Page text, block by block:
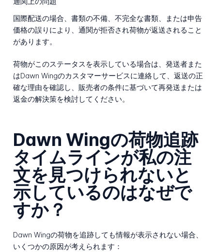
国際配送の場合、書類の不備、不完全な書類、または申告
価格の誤りにより、通関が拒否され荷物が返送されること
があります。
荷物がこのステータスを表示している場合は、発送者また
はDawn Wingのカスタマーサービスに連絡して、返送の正
確な理由を確認し、販売者の条件に基づいて再発送または
返金の解決策を検討してください。
Dawn Wingの荷物追跡
タイムラインが私の注
文を見つけられないと
示しているのはなぜで
すか？
Dawn Wingの荷物を追跡しても情報が表示されない場合、
いくつかの原因が考えられます：